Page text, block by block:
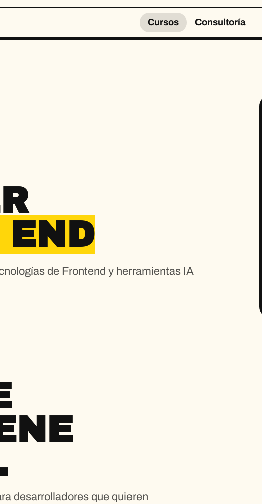
Cursos Consultoría
END
de Frontend y herramientas IA
desarrolladores que quieren